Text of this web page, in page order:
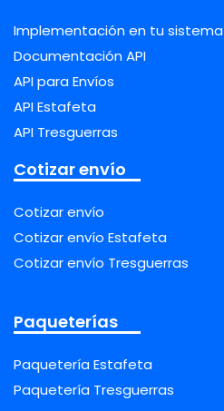
Implementación en tu sistema
Documentación API
API para Envíos
API Estafeta
API Tresguerras
Cotizar envío
Cotizar envío
Cotizar envío Estafeta
Cotizar envío Tresguerras
Paqueterías
Paquetería Estafeta
Paquetería Tresguerras